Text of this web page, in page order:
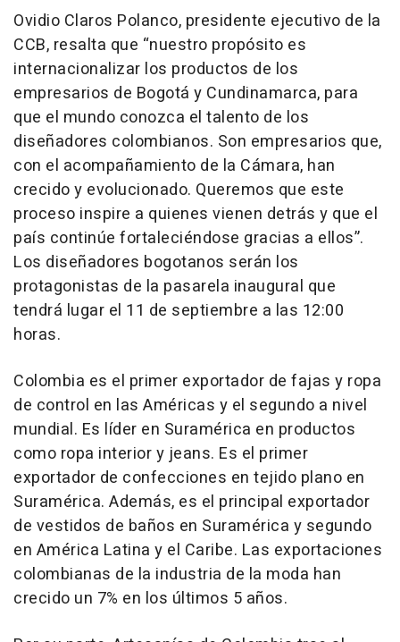
Ovidio Claros Polanco, presidente ejecutivo de la
CCB, resalta que “nuestro propósito es
internacionalizar los productos de los
empresarios de Bogotá y Cundinamarca, para
que el mundo conozca el talento de los
diseñadores colombianos. Son empresarios que,
con el acompañamiento de la Cámara, han
crecido y evolucionado. Queremos que este
proceso inspire a quienes vienen detrás y que el
país continúe fortaleciéndose gracias a ellos”.
Los diseñadores bogotanos serán los
protagonistas de la pasarela inaugural que
tendrá lugar el 11 de septiembre a las 12:00
horas.
Colombia es el primer exportador de fajas y ropa
de control en las Américas y el segundo a nivel
mundial. Es líder en Suramérica en productos
como ropa interior y jeans. Es el primer
exportador de confecciones en tejido plano en
Suramérica. Además, es el principal exportador
de vestidos de baños en Suramérica y segundo
en América Latina y el Caribe. Las exportaciones
colombianas de la industria de la moda han
crecido un 7% en los últimos 5 años.